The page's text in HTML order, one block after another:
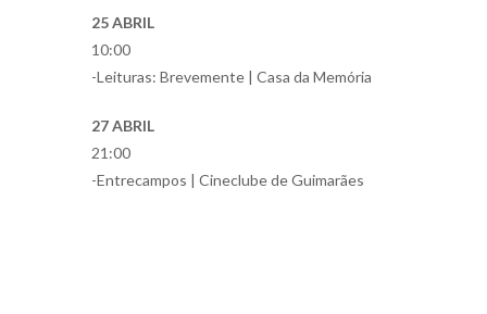
25 ABRIL
10:00
-Leituras: Brevemente | Casa da Memória
27 ABRIL
21:00
-Entrecampos | Cineclube de Guimarães